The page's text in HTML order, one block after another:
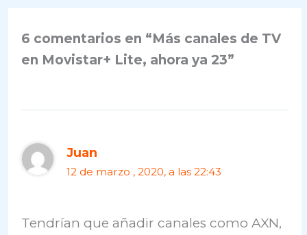
6 comentarios en “Más canales de TV
en Movistar+ Lite, ahora ya 23”
Juan
12 de marzo , 2020, a las 22:43
Tendrían que añadir canales como AXN,